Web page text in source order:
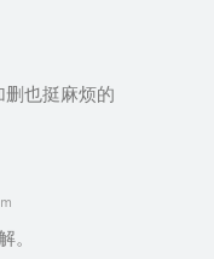
也挺麻烦的
。